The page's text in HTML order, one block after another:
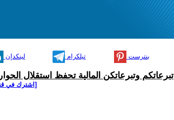
لينكدإن تيلكرام بنترست
تبرعاتكم وتبرعاتكن المالية تحفظ استقلال
[اشترك في